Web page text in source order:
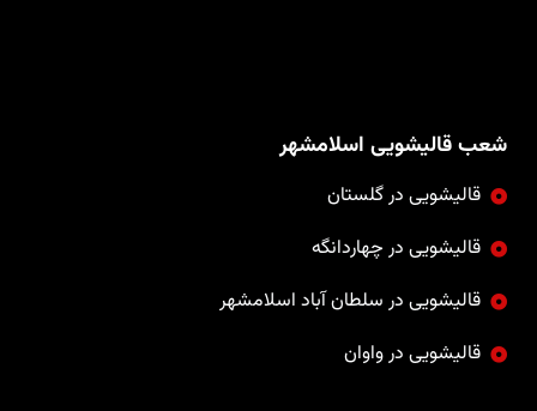
شعب قالیشویی اسلامشهر
قالیشویی در گلستان
قالیشویی در چهاردانگه
قالیشویی در سلطان آباد اسلامشهر
قالیشویی در واوان